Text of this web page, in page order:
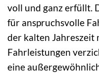
voll und ganz erfüllt.
für anspruchsvolle
der kalten Jahreszeit
Fahrleistungen
eine